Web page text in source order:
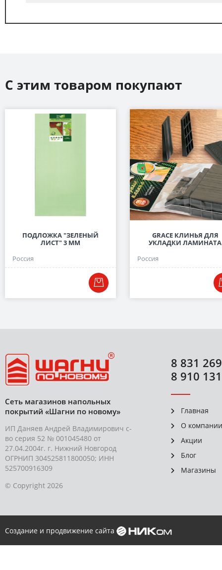
С этим товаром покупают
ПОДЛОЖКА "ЗЕЛЕНЫЙ
ЛИСТ" 3 ММ
Россия
GRACE КЛИНЬЯ ДЛЯ
УКЛАДКИ ЛАМИНАТА
Россия
Сеть магазинов напольных
покрытий «Шагни по новому»
ИП Даняев Андрей Владимирович с-
во серия 52 № 001045480 от
27.04.2004г. г. Нижний Новгород
ОГРНИП 304525811800050; ИНН
525700916309
© Copyright 2026
8 831
8 910
Главная
О компании
Акции
Блог
Магазины
Создание и продвижение сайта